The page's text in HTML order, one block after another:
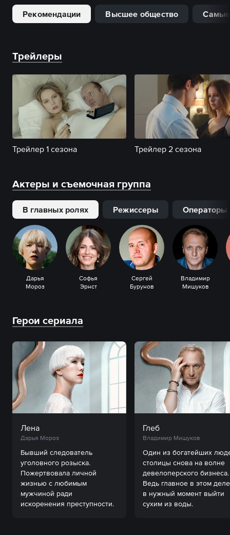
Рекомендации Высшее общество Самые
Трейлеры
Трейлер 1 сезона Трейлер 2 сезона
Актеры и съемочная группа
В главных ролях Режиссеры Операторы
Дарья
Мороз
Софья
Эрнст
Сергей
Бурунов
Владимир
Мишуков
Герои сериала
Лена
Дарья Мороз
Бывший следователь
уголовного розыска.
Пожертвовала личной
жизнью с любимым
мужчиной ради
искоренения преступности.
Глеб
Владимир Мишуков
Один из богатейших
столицы снова на волне
девелоперского бизнеса.
Ведь главное в этом
в нужный момент выйти
сухим из воды.